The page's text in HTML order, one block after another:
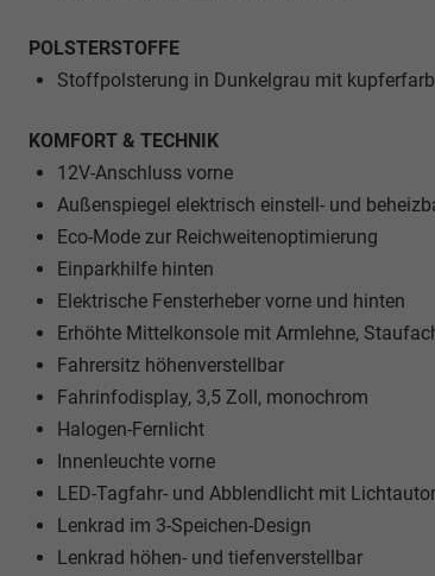
POLSTERSTOFFE
Stoffpolsterung in Dunkelgrau mit
KOMFORT & TECHNIK
12V-Anschluss vorne
Außenspiegel elektrisch einstell- und
Eco-Mode zur Reichweitenoptimierung
Einparkhilfe hinten
Elektrische Fensterheber vorne und hinten
Erhöhte Mittelkonsole mit Armlehne,
Fahrersitz höhenverstellbar
Fahrinfodisplay, 3,5 Zoll, monochrom
Halogen-Fernlicht
Innenleuchte vorne
LED-Tagfahr- und Abblendlicht mit
Lenkrad im 3-Speichen-Design
Lenkrad höhen- und tiefenverstellbar